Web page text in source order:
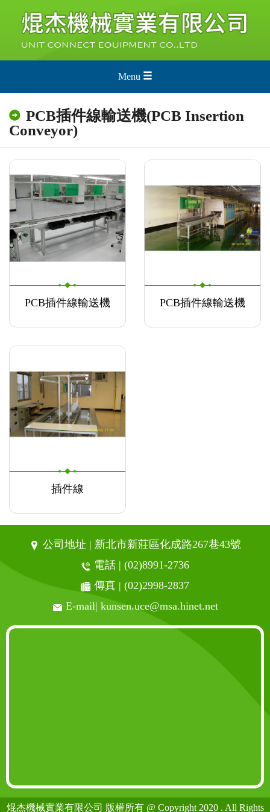
Menu
PCB插件線輸送機(PCB Insertion
Conveyor)
PCB插件線輸送機 PCB插件線輸送機
插件線
公司地址 | 新北市新莊區化成路267巷43號
電話 | (02)8991-2736
傳真 | (02)2998-2837
E-mail| kunsen.uce@msa.hinet.net
焜杰機械實業有限公司 版權所有 @ Copyright 2020 . All Rights